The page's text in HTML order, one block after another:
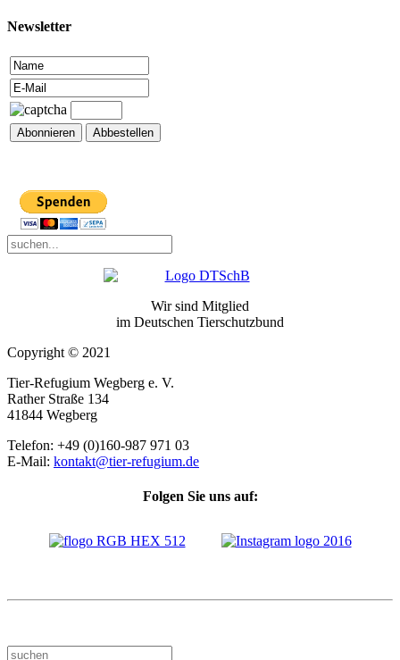
Newsletter
Wir sind Mitglied
im Deutschen Tierschutzbund
Copyright © 2021
Tier-Refugium Wegberg e. V.
Rather Straße 134
41844 Wegberg
Telefon: +49 (0)160-987 971 03
E-Mail: kontakt@tier-refugium.de
Folgen Sie uns auf: